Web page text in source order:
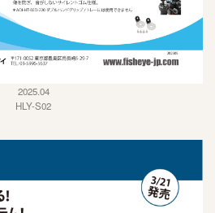
2025.04
HLY-S02